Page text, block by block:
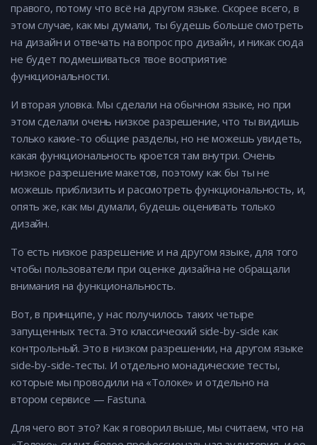
правого, потому что всё на другом языке. Скорее всего, в
этом случае, как мы думали, ты будешь больше смотреть
на дизайн и отвечать на вопрос про дизайн, и никак сюда
не будет подмешиваться твое восприятие
функциональности.
И вторая уловка. Мы сделали на обычном языке, но при
этом сделали очень низкое разрешение, что ты видишь
только какие-то общие разделы, но не можешь увидеть,
какая функциональность кроется там внутри. Очень
низкое разрешение макетов, поэтому как бы ты не
можешь приблизить и рассмотреть функциональность, и,
опять же, как мы думали, будешь оценивать только
дизайн.
То есть низкое разрешение и на другом языке, для того
чтобы пользователи при оценке дизайна не обращали
внимания на функциональность.
Вот, в принципе, у нас получилось таких четыре
запущенных теста. Это классический side-by-side как
контрольный. Это в низком разрешении, на другом языке
side-by-side-тесты. И отдельно монадические тесты,
которые мы проводили на «Толоке» и отдельно на
втором сервисе — Fastuna.
Для чего вот это? Как я говорил выше, мы считаем, что на